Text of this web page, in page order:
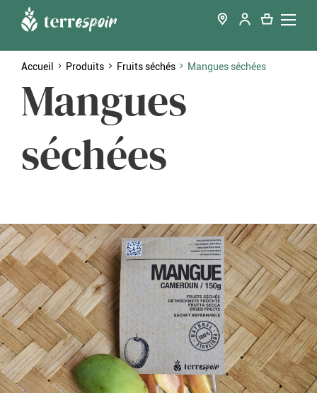
Accueil Produits Fruits séchés Mangues séchées
Mangues
séchées